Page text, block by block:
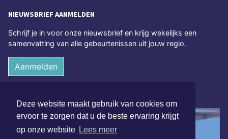
Deze website maakt gebruik van cookies om
ervoor te zorgen dat u de beste ervaring krijgt
op onze website Lees meer
NIEUWSBRIEF AANMELDEN
Schrijf je in voor onze nieuwsbrief en krijg wekelijks een
samenvatting van alle gebeurtenissen uit jouw regio.
Aanmelden